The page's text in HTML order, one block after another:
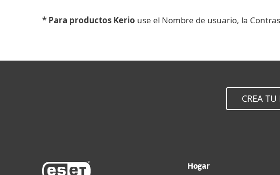
* Para productos Kerio use el Nombre de usuario, la
CREA TU
Hogar